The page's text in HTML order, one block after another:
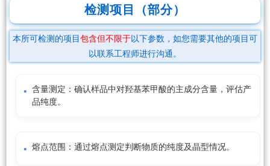
检测项目（部分）
本所可检测的项目 包含但不限于以下参数，如您需要其他的项目可
以联系工程师进行沟通。
含量测定：确认样品中对羟基苯甲酸的主成分含量，评估产
品纯度。
熔点范围：通过熔点测定判断物质的纯度及晶型情况。